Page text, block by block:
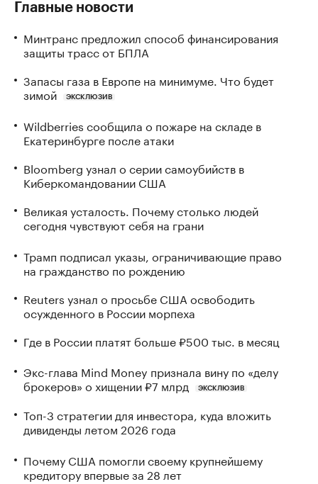
Главные новости
Минтранс предложил способ финансирования
защиты трасс от БПЛА
Запасы газа в Европе на минимуме. Что будет
зимой
ЭКСКЛЮЗИВ
Wildberries сообщила о пожаре на складе в
Екатеринбурге после атаки
Bloomberg узнал о серии самоубийств в
Киберкомандовании США
Великая усталость. Почему столько людей
сегодня чувствуют себя на грани
Трамп подписал указы, ограничивающие право
на гражданство по рождению
Reuters узнал о просьбе США освободить
осужденного в России морпеха
Где в России платят больше ₽500 тыс. в месяц
Экс-глава Mind Money признала вину по «делу
брокеров» о хищении ₽7 млрд
ЭКСКЛЮЗИВ
Топ-3 стратегии для инвестора, куда вложить
дивиденды летом 2026 года
Почему США помогли своему крупнейшему
кредитору впервые за 28 лет